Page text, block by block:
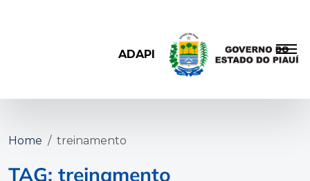
ADAPI
Home treinamento
TAG: treinamento